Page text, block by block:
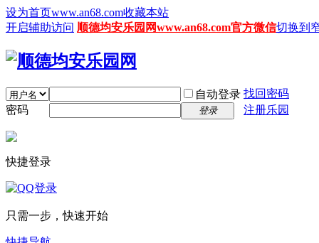
设为首页www.an68.com收藏本站
开启辅助访问 顺德均安乐园网www.an68.com官方微信切换到
自动登录 找回密码
密码
登录 注册乐园
快捷登录
只需一步，快速开始